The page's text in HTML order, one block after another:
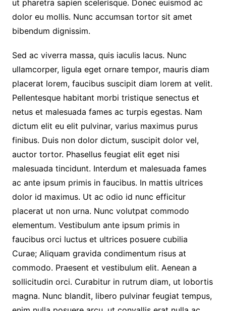
ut pharetra sapien scelerisque. Donec euismod ac
dolor eu mollis. Nunc accumsan tortor sit amet
bibendum dignissim.
Sed ac viverra massa, quis iaculis lacus. Nunc
ullamcorper, ligula eget ornare tempor, mauris diam
placerat lorem, faucibus suscipit diam lorem at velit.
Pellentesque habitant morbi tristique senectus et
netus et malesuada fames ac turpis egestas. Nam
dictum elit eu elit pulvinar, varius maximus purus
finibus. Duis non dolor dictum, suscipit dolor vel,
auctor tortor. Phasellus feugiat elit eget nisi
malesuada tincidunt. Interdum et malesuada fames
ac ante ipsum primis in faucibus. In mattis ultrices
dolor id maximus. Ut ac odio id nunc efficitur
placerat ut non urna. Nunc volutpat commodo
elementum. Vestibulum ante ipsum primis in
faucibus orci luctus et ultrices posuere cubilia
Curae; Aliquam gravida condimentum risus at
commodo. Praesent et vestibulum elit. Aenean a
sollicitudin orci. Curabitur in rutrum diam, ut lobortis
magna. Nunc blandit, libero pulvinar feugiat tempus,